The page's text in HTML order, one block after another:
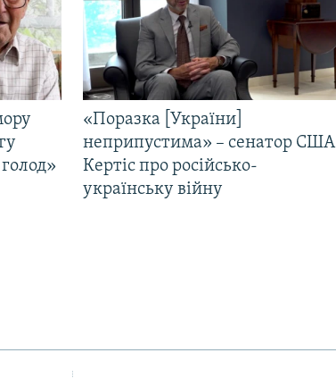
«Поразка [України]
неприпустима» – сенатор США
Кертіс про російсько-
українську війну